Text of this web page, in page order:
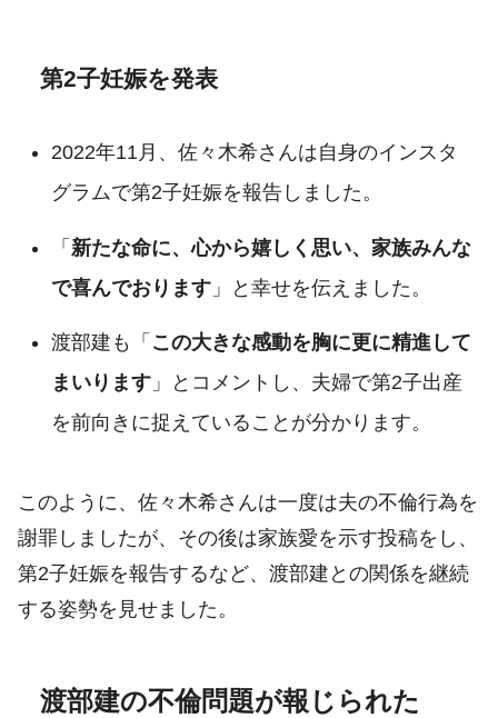
第2子妊娠を発表
2022年11月、佐々木希さんは自身のインスタ
グラムで第2子妊娠を報告しました。
「 新たな命に、心から嬉しく思い、家族みんな
で喜んでおります」と幸せを伝えました。
渡部建も「 この大きな感動を胸に更に精進して
まいります」とコメントし、夫婦で第2子出産
を前向きに捉えていることが分かります。
このように、佐々木希さんは一度は夫の不倫行為を
謝罪しましたが、その後は家族愛を示す投稿をし、
第2子妊娠を報告するなど、渡部建との関係を継続
する姿勢を見せました。
渡部建の不倫問題が報じられた